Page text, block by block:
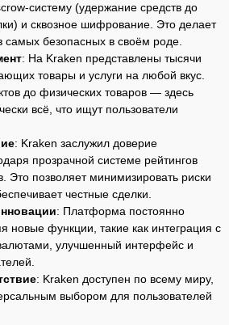
систему (удержание средств до
и сквозное шифрование. Это делает
безопасных в своём роде.
: На Kraken представлены тысячи
товары и услуги на любой вкус.
до физических товаров — здесь
всё, что ищут пользователи
: Kraken заслужил доверие
прозрачной системе рейтингов
Это позволяет минимизировать риски
честные сделки.
: Платформа постоянно
новые функции, такие как интеграция с
улучшенный интерфейс и
: Kraken доступен по всему миру,
выбором для пользователей